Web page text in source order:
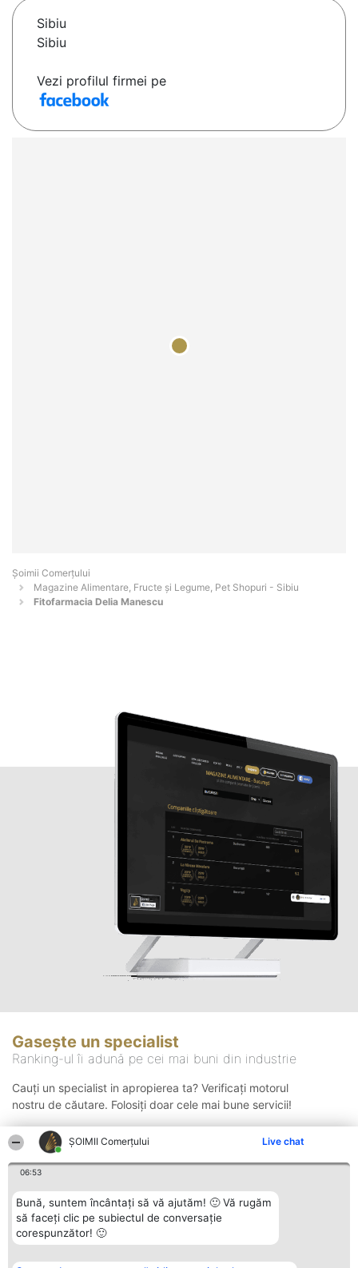
ȘOIMII Comerțului Live chat
06:53
Bună, suntem încântați să vă ajutăm! 🙂 Vă rugăm
să faceți clic pe subiectul de conversație
corespunzător! 🙂
Sibiu
Sibiu
Vezi profilul firmei pe
Șoimii Comerțului
Magazine Alimentare, Fructe și Legume, Pet Shopuri - Sibiu
Fitofarmacia Delia Manescu
Gasește un specialist
Ranking-ul îi adună pe cei mai buni din industrie
Cauți un specialist in apropierea ta? Verificați motorul
nostru de căutare. Folosiți doar cele mai bune servicii!